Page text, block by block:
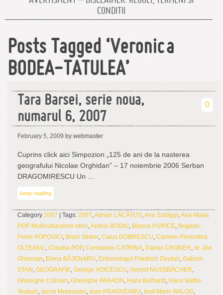
CONDITII
Posts Tagged ‘Veronica
BODEA-TATULEA’
Tara Barsei, serie noua,
numarul 6, 2007
0
February 5, 2009 by webmaster
Cuprins click aici Simpozion „125 de ani de la nasterea
geografului Nicolae Orghidan” – 17 noiembrie 2006 Serban
DRAGOMIRESCU Un …
keep reading
Category 2007 | Tags: 2007,Adrian LÃCÃTUS,Ana Szilágyi,Ana-Maria
POP Multiculturalism etnic,Andrei BODIU, Bianca PURICE, Bogdan-
Florin POPOVICI , Bram Stoker, Caius DOBRESCU, Carmen-Florentina
OLTEANU, Claudia POP, Constantin CATRINA, Daniel CRONER, dr. Joe
Gherman, Elena BÃJENARU, Entomologul Friedrich Deubel , Gabriel
STAN , GEOGRAFIE, George VOICESCU, Gernot NUSSBÄCHER,
Gheorghe Crãciun, Gheorghe FARAON , Hans Bulhardt, Hans Mattis-
Teutsch, Iacob Muresianu, Ioan PRAOVEANU, Iosif Marin BALOG,